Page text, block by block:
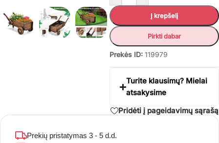
Į krepšelį
Pirkti dabar
Prekės ID: 119979
Turite klausimų? Mielai
atsakysime
Pridėti į pageidavimų sąrašą
Prekių pristatymas 3 - 5 d.d.